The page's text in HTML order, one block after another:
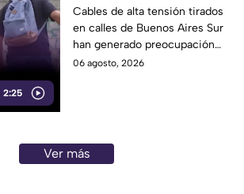
2:25
Buenos Aires Sur
representan un riesgo
para peatones en
Tijuana
Cables de alta tensión tirados
en calles de Buenos Aires Sur
han generado preocupación
entre vecinos, luego de que un
06 agosto, 2026
Ver más